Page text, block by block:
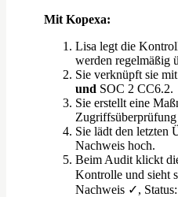
Mit Kopexa:
Lisa legt die
werden regelmäßig
Sie verknüpft sie
und SOC 2 CC6.2.
Sie erstellt eine
Sie lädt den letzten
Nachweis hoch.
Beim Audit klickt
Kontrolle und sieht
Nachweis ✓,